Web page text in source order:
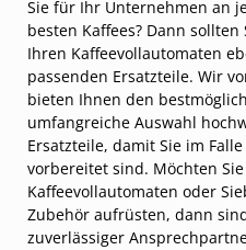
Sie für Ihr Unternehmen an
besten Kaffees? Dann
Ihren Kaffeevollautomaten
passenden Ersatzteile. Wir
bieten Ihnen den
umfangreiche Auswahl
Ersatzteile, damit Sie im
vorbereitet sind. Möchten
Kaffeevollautomaten oder
Zubehör aufrüsten, dann
zuverlässiger